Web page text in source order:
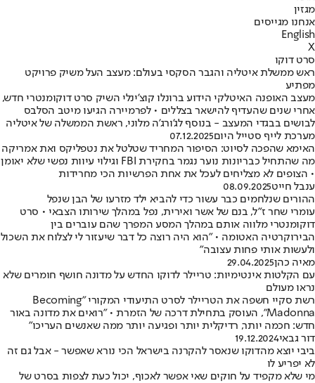
מגזין
אנחנו מגייסים
English
X
סרט דוקו
ראש ממשלת איטליה והגבר הסקסי בעולם: מעצב העל משיק פרויקט
מפתיע
מעצב האופנה האיטלקי הידוע ברונלו קוצ'ינלי השיק סרט דוקומנטרי חדש,
אחרי שנים שהעדיף להישאר בצללים • לפרמיירה הגיעו מיטב הסלבס
לבושים בבגדי המעצב - בנוסף לג'ורג'ה מלוני, ראשת הממשלה של איטליה
מערכת לייף סטייל היום07.12.2025
האימא שהפכה לסיוט: הסיפור המחריד שטלטל את נטפליקס ואת אמריקה
מה שהתחיל כבריונות נוער נגמר בחקירת FBI וגילוי עיוות נפשי שלא יאומן
• הצופים לא מצליחים לעכל את אחת הפרשיות הכי מחרידות
ענבל חייט08.09.2025
ההורים שנלחמים כבר עשור כדי להביא ילד מזרעו של הבן שנפל
עומרי שחר ז"ל, בנם של אשר ואירית, נפל במהלך שירותו הצבאי • סרט
דוקומנטרי מלווה אותם במהלך המסע המפרך שהם עוברים בין
הבירוקרטיה האטומה • "הוא היה רוצה כל דבר שיעזור לי לצלוח את השכול
ולעשות אותי פחות עצובה"
מאיה כהן29.04.2025
עם הקלטות אינטימיות: טריילר לדוקו החדש על מדונה חושף חומרים שלא
נראו מעולם
רשת סקיי חשפה את הטריילר לסרט התיעודי המקורי "Becoming
Madonna", העוסק בתחילת דרכה של הזמרת • "רואים את מדונה באור
חדש: חכמה יותר, רדיקלית יותר ופגיעה יותר ממה שאנשים העריכו"
דור גבאי19.12.2024
ביבי יוצא מהדוקו שנאסר להקרנה בישראל הכי נורא שאפשר - אבל גם זה
לא יפריע לו
מי שלא מקפיד על חוקים שאי אפשר לאכוף, יכול כעת לצפות בסרט של